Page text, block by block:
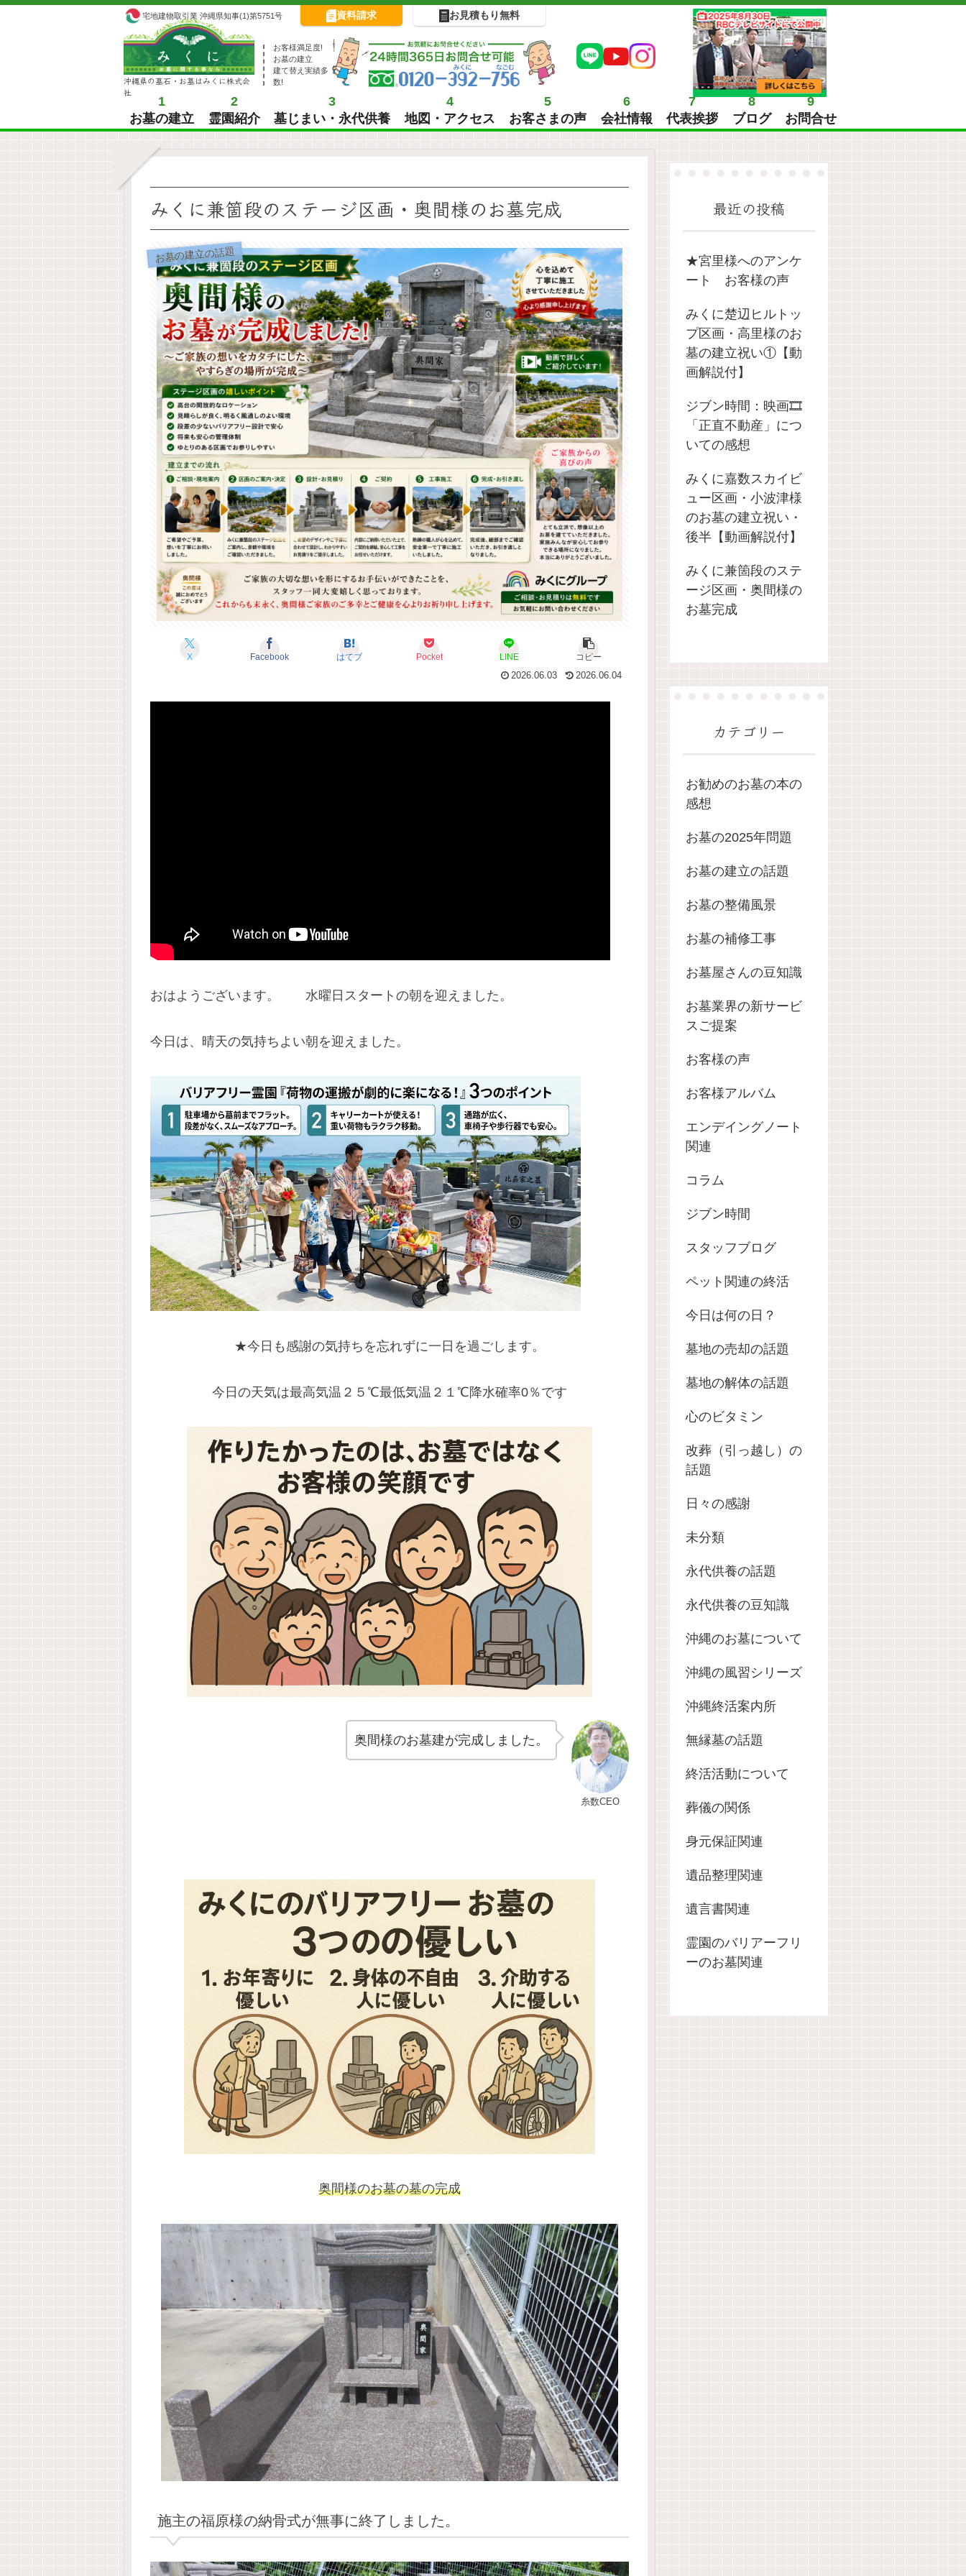
宅地建物取引業 沖縄県知事(1)第5751号 資料請求 お見積もり無料
沖縄県の墓石・お墓はみくに株式会
社
お客様満足度!
お墓の建立
建て替え実績多
数!
1
お墓の建立
2
霊園紹介
3
墓じまい・永代供養
4
地図・アクセス
5
お客さまの声
6
会社情報
7
代表挨拶
8
ブログ
9
お問合せ
みくに兼箇段のステージ区画・奥間様のお墓完成
お墓の建立の話題
X Facebook はてブ Pocket LINE
コピー
2026.06.03
2026.06.04
おはようございます。 水曜日スタートの朝を迎えました。
今日は、晴天の気持ちよい朝を迎えました。
★今日も感謝の気持ちを忘れずに一日を過ごします。
今日の天気は最高気温２５℃最低気温２１℃降水確率0％です
糸数CEO
奥間様のお墓建が完成しました。
奥間様のお墓の墓の完成
施主の福原様の納骨式が無事に終了しました。
最近の投稿
★宮里様へのアンケ
ート お客様の声
みくに楚辺ヒルトッ
プ区画・高里様のお
墓の建立祝い①【動
画解説付】
ジブン時間：映画🎞️
「正直不動産」につ
いての感想
みくに嘉数スカイビ
ュー区画・小波津様
のお墓の建立祝い・
後半【動画解説付】
みくに兼箇段のステ
ージ区画・奥間様の
お墓完成
カテゴリー
お勧めのお墓の本の
感想
お墓の2025年問題
お墓の建立の話題
お墓の整備風景
お墓の補修工事
お墓屋さんの豆知識
お墓業界の新サービ
スご提案
お客様の声
お客様アルバム
エンデイングノート
関連
コラム
ジブン時間
スタッフブログ
ペット関連の終活
今日は何の日？
墓地の売却の話題
墓地の解体の話題
心のビタミン
改葬（引っ越し）の
話題
日々の感謝
未分類
永代供養の話題
永代供養の豆知識
沖縄のお墓について
沖縄の風習シリーズ
沖縄終活案内所
無縁墓の話題
終活活動について
葬儀の関係
身元保証関連
遺品整理関連
遺言書関連
霊園のバリアーフリ
ーのお墓関連